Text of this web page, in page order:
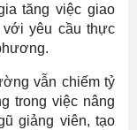
tăng việc giao
yêu cầu thực
vẫn chiếm tỷ
trong việc nâng
giảng viên, tạo